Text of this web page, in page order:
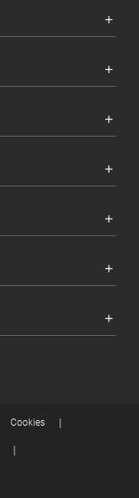
Cookies